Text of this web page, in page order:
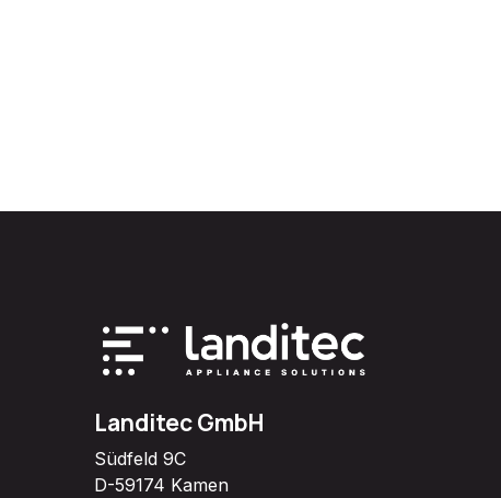
Landitec GmbH
Südfeld 9C
D-59174 Kamen